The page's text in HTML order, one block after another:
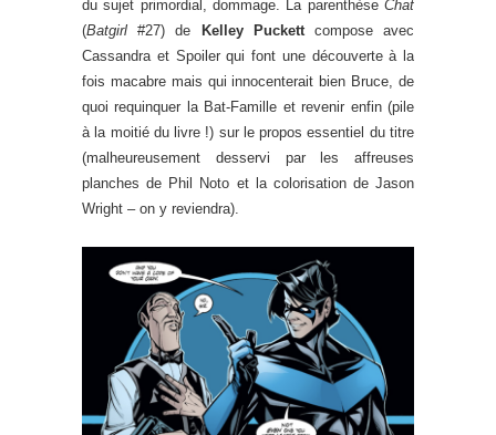
du sujet primordial, dommage. La parenthèse Chat
(Batgirl #27) de Kelley Puckettcompose avec
Cassandra et Spoiler qui font une découverte à la
fois macabre mais qui innocenterait bien Bruce, de
quoi requinquer la Bat-Famille et revenir enfin (pile
à la moitié du livre !) sur le propos essentiel du titre
(malheureusement desservi par les affreuses
planches de Phil Noto et la colorisation de Jason
Wright – on y reviendra).